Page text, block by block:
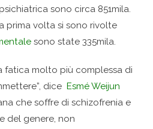
sono circa 851mila.
prima volta si sono rivolte
sono state 335mila.
fatica molto più complessa di
dice Esmé Weijun
che soffre di schizofrenia e
del genere, non